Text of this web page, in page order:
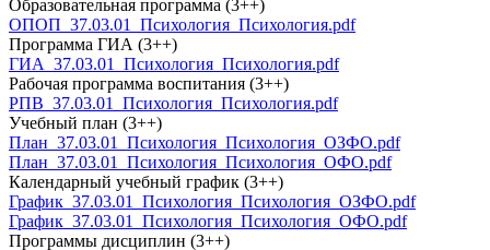
Образовательная программа (3++)
ОПОП_37.03.01_Психология_Психология.pdf
Программа ГИА (3++)
ГИА_37.03.01_Психология_Психология.pdf
Рабочая программа воспитания (3++)
РПВ_37.03.01_Психология_Психология.pdf
Учебный план (3++)
План_37.03.01_Психология_Психология_ОЗФО.pdf
План_37.03.01_Психология_Психология_ОФО.pdf
Календарный учебный график (3++)
График_37.03.01_Психология_Психология_ОЗФО.pdf
График_37.03.01_Психология_Психология_ОФО.pdf
Программы дисциплин (3++)